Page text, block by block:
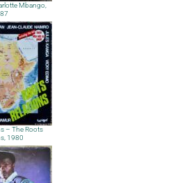
Mbango,
– The Roots
1980